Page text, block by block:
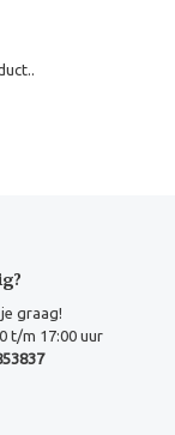
graag!
t/m 17:00 uur